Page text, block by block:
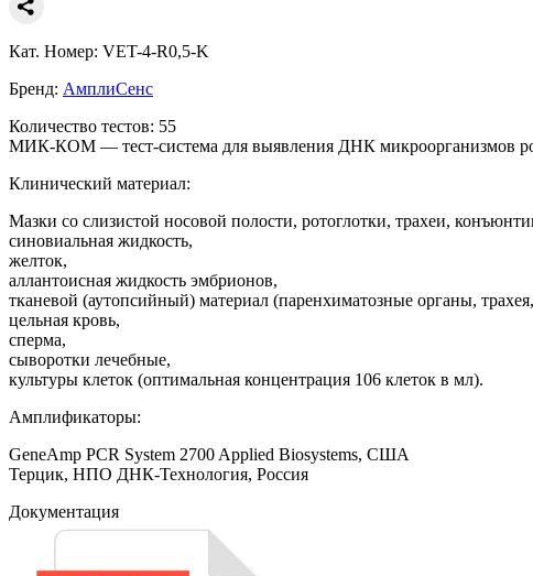
Кат. Номер: VET-4-R0,5-K
Бренд: АмплиСенс
Количество тестов: 55
МИК-КОМ — тест-система для выявления ДНК микроорганизмов
Клинический материал:
Мазки со слизистой носовой полости, ротоглотки, трахеи,
синовиальная жидкость,
желток,
аллантоисная жидкость эмбрионов,
тканевой (аутопсийный) материал (паренхиматозные органы,
цельная кровь,
сперма,
сыворотки лечебные,
культуры клеток (оптимальная концентрация 106 клеток в мл).
Амплификаторы:
GeneAmp PCR System 2700 Applied Biosystems, США
Терцик, НПО ДНК-Технология, Россия
Документация